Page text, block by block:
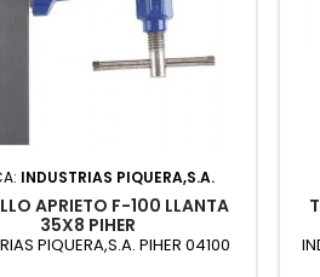
INDUSTRIAS PIQUERA,S.A.
APRIETO F-100 LLANTA
35X8 PIHER
PIQUERA,S.A. PIHER 04100